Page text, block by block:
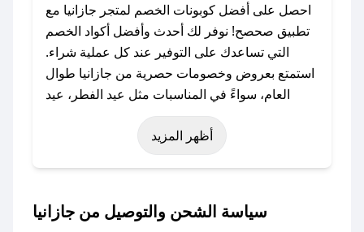
احصل على أفضل كوبونات الخصم لمتجر جازانيا مع
تطبيق صحصح! نوفر لك أحدث وأفضل أكواد الخصم
التي تساعدك على التوفير عند كل عملية شراء.
استمتع بعروض وخصومات حصرية من جازانيا طوال
العام، سواءً في المناسبات مثل عيد الفطر، عيد
الأضحى، الجمعة البيضاء (شهر نوفمبر)، رمضان،
اليوم الوطني، يوم التأسيس، أو حتى عروض خاصة
باستخدام تطبيق صحصح، يمكنك العثور بسهولة على
أظهر المزيد
سياسة الشحن والتوصيل من جازانيا